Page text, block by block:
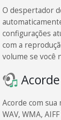
O despertador
configurações
com a
volume se você
Acorde com sua
WAV, WMA,